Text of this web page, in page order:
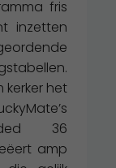
fris
inzetten
kerker het
36
amp